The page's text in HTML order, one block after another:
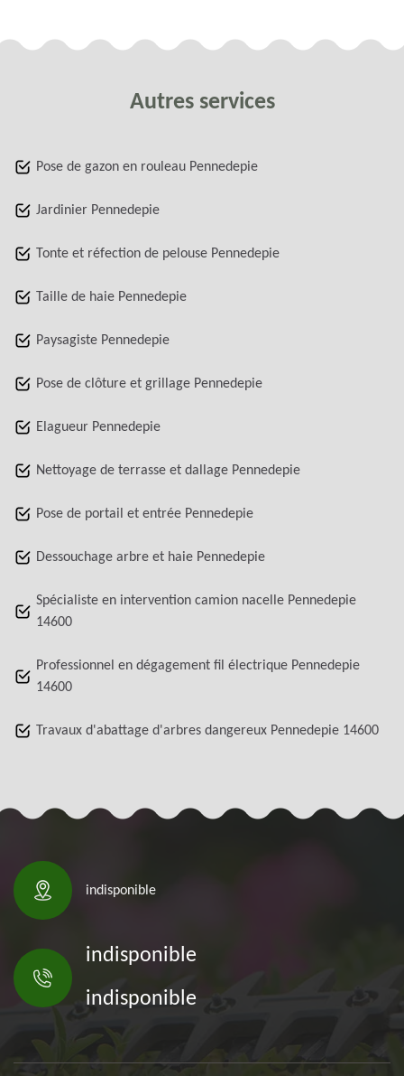
Autres services
Pose de gazon en rouleau Pennedepie
Jardinier Pennedepie
Tonte et réfection de pelouse Pennedepie
Taille de haie Pennedepie
Paysagiste Pennedepie
Pose de clôture et grillage Pennedepie
Elagueur Pennedepie
Nettoyage de terrasse et dallage Pennedepie
Pose de portail et entrée Pennedepie
Dessouchage arbre et haie Pennedepie
Spécialiste en intervention camion nacelle Pennedepie
14600
Professionnel en dégagement fil électrique Pennedepie
14600
Travaux d'abattage d'arbres dangereux Pennedepie 14600
indisponible
indisponible
indisponible